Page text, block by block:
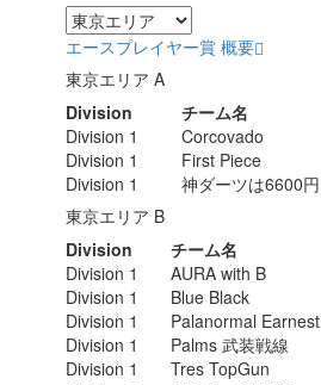
エースプレイヤー賞 概要
東京エリア A
Division
チーム名
Division 1
Corcovado
Division 1
First Piece
Division 1
神ダーツは6600円
東京エリア B
Division
チーム名
Division 1
AURA with B
Division 1
Blue Black
Division 1
Palanormal Earnest
Division 1
Palms 武装戦線
Division 1
Tres TopGun